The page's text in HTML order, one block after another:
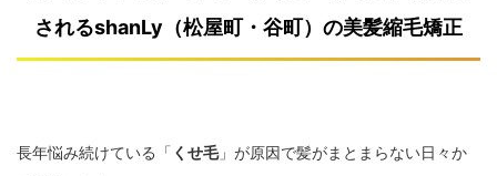
されるshanLy（松屋町・谷町）の美髪縮毛矯正
長年悩み続けている「 くせ毛」が原因で髪がまとまらない日々か